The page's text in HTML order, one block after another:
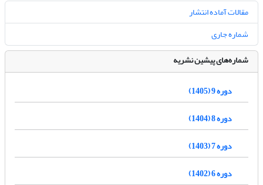
مقالات آماده انتشار
شماره جاری
شماره‌های پیشین نشریه
دوره 9 (1405)
دوره 8 (1404)
دوره 7 (1403)
دوره 6 (1402)